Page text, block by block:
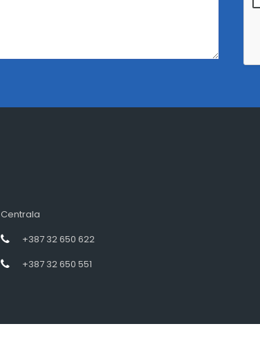
Centrala
+387 32 650 622
+387 32 650 551